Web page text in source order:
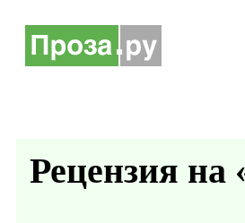
Рецензия на